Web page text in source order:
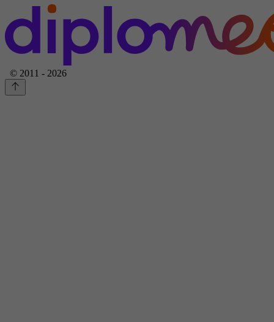
© 2011 - 2026